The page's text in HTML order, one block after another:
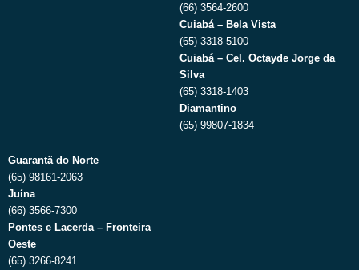
(66) 3564-2600
Cuiabá – Bela Vista
(65) 3318-5100
Cuiabá – Cel. Octayde Jorge da
Silva
(65) 3318-1403
Diamantino
(65) 99807-1834
Guarantã do Norte
(65) 98161-2063
Juína
(66) 3566-7300
Pontes e Lacerda – Fronteira
Oeste
(65) 3266-8241